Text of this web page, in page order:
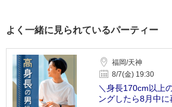
よく一緒に見られているパーティー
福岡/天神
8/7(金) 19:30
＼身長170cm以上
ングしたら8月中